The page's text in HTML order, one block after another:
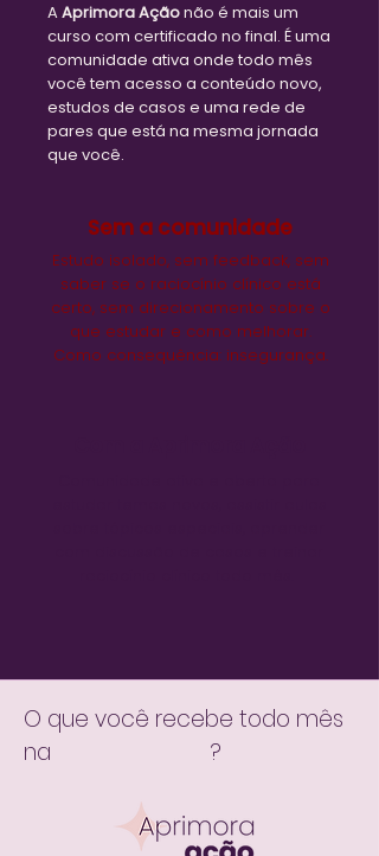
AAprimora Açãonão é mais um
curso com certificado no final. É uma
comunidade ativa onde todo mês
você tem acesso a conteúdo novo,
estudos de casos e uma rede de
pares que está na mesma jornada
que você.
Sem a comunidade
Estudo isolado, sem feedback, sem
saber se o raciocínio clínico está
certo, sem direcionamento sobre o
que estudar e como melhorar.
Como consequência: insegurança.
O que você recebe todo mês
na
?